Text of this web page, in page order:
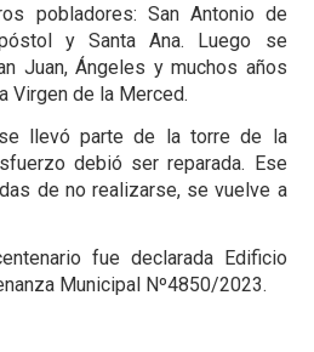
pobladores: San Antonio de
y Santa Ana. Luego se
Juan, Ángeles y muchos años
Virgen de la Merced.
llevó parte de la torre de la
debió ser reparada. Ese
de no realizarse, se vuelve a
fue declarada Edificio
Municipal Nº4850/2023.